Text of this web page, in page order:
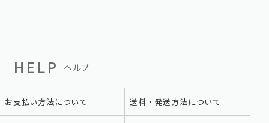
HELP ヘルプ
お支払い方法について 送料・発送方法について